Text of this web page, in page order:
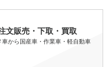
文販売・下取・買取
車から国産車・作業車・軽自動車